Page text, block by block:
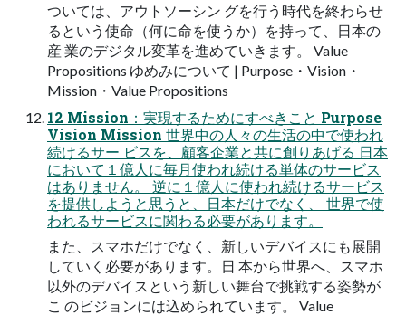
ついては、アウトソーシン グを行う時代を終わらせ
るという使命（何に命を使うか）を持って、日本の
産 業のデジタル変革を進めていきます。 Value
Propositions ゆめみについて | Purpose・Vision・
Mission・Value Propositions
12 Mission：実現するためにすべきこと Purpose
Vision Mission 世界中の人々の生活の中で使われ
続けるサー ビスを、顧客企業と共に創りあげる 日本
において１億人に毎月使われ続ける単体のサービス
はありません。 逆に１億人に使われ続けるサービス
を提供しようと思うと、日本だけでなく、 世界で使
われるサービスに関わる必要があります。
また、スマホだけでなく、新しいデバイスにも展開
していく必要があります。日 本から世界へ、スマホ
以外のデバイスという新しい舞台で挑戦する姿勢が
こ のビジョンには込められています。 Value